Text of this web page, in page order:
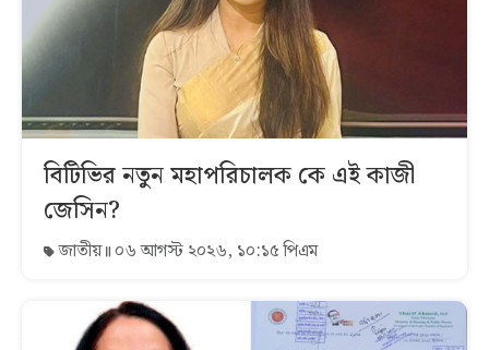
বিটিভির নতুন মহাপরিচালক কে এই কাজী
জেসিন?
জাতীয় ০৬ আগস্ট ২০২৬, ১০:১৫ পিএম